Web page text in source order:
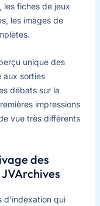
les fiches de jeux
les images de
unique des
aux sorties
débats sur la
impressions
vue très différents
des
d’indexation qui